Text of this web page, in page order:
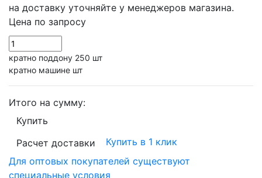
на доставку уточняйте у менеджеров магазина.
Цена по запросу
кратно поддону 250 шт
кратно машине шт
Итого на сумму:
Купить
Расчет доставки
Купить в 1 клик
Для оптовых покупателей существуют
специальные условия